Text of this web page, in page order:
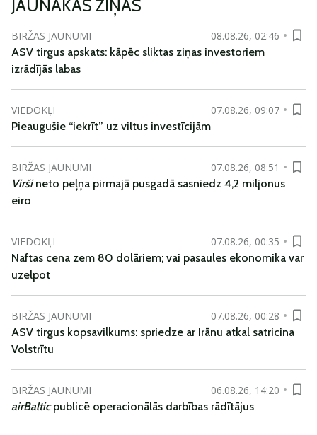
JAUNĀKĀS ZIŅAS
BIRŽAS JAUNUMI
08.08.26, 02:46
ASV tirgus apskats: kāpēc sliktas ziņas investoriem
izrādījās labas
VIEDOKĻI
07.08.26, 09:07
Pieaugušie “iekrīt” uz viltus investīcijām
BIRŽAS JAUNUMI
07.08.26, 08:51
Viršineto peļņa pirmajā pusgadā sasniedz 4,2 miljonus
eiro
VIEDOKĻI
07.08.26, 00:35
Naftas cena zem 80 dolāriem; vai pasaules ekonomika var
uzelpot
BIRŽAS JAUNUMI
07.08.26, 00:28
ASV tirgus kopsavilkums: spriedze ar Irānu atkal satricina
Volstrītu
BIRŽAS JAUNUMI
06.08.26, 14:20
airBalticpublicē operacionālās darbības rādītājus